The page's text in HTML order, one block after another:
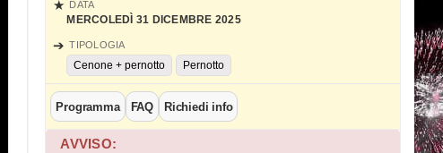
DATA
MERCOLEDÌ 31 DICEMBRE 2025
TIPOLOGIA
Cenone + pernotto Pernotto
Programma FAQ Richiedi info
AVVISO: